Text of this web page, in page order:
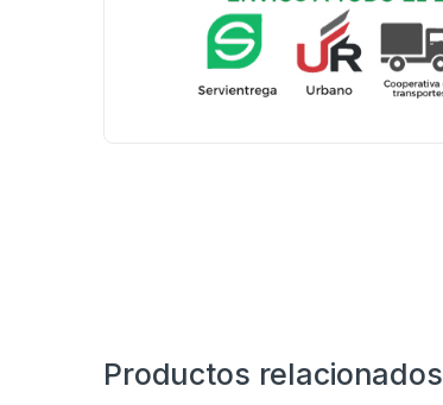
Productos relacionados